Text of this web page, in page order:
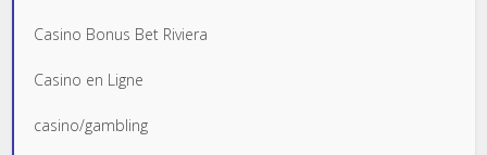
Casino Bonus Bet Riviera
Casino en Ligne
casino/gambling